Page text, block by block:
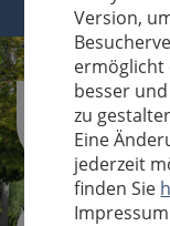
Sucheingabe
Version,
ermöglicht
besser
zu
Eine
jederzeit
finden Sie